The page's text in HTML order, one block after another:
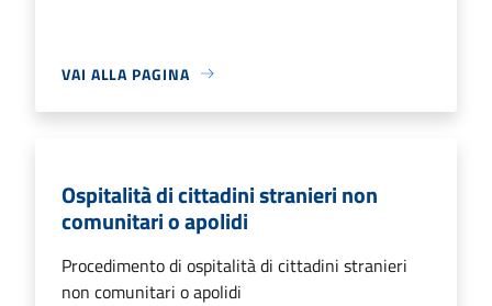
VAI ALLA PAGINA
Ospitalità di cittadini stranieri non
comunitari o apolidi
Procedimento di ospitalità di cittadini stranieri
non comunitari o apolidi